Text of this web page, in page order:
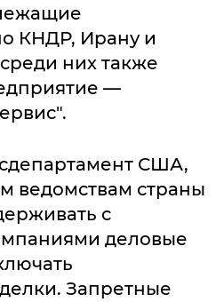
КНДР, Ирану и
них также
—
США,
ведомствам страны
с
деловые
Запретные